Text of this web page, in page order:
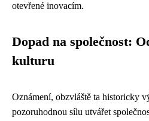
otevřené inovacím.
Dopad na společnost:
kulturu
Oznámení, obzvláště ta historicky
pozoruhodnou sílu utvářet